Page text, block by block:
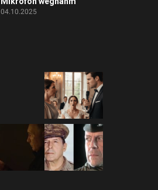
04.10.2025